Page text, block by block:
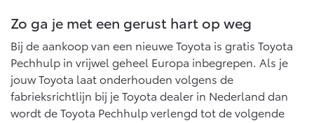
Vanaf € 46.301,- Vanaf € 56.570,-
Land Cruiser (excl. BTW)
Zo ga je met een gerust hart op weg
Bij de aankoop van een nieuwe Toyota is gratis Toyota
Pechhulp in vrijwel geheel Europa inbegrepen. Als je
jouw Toyota laat onderhouden volgens de
fabrieksrichtlijn bij je Toyota dealer in Nederland dan
wordt de Toyota Pechhulp verlengd tot de volgende